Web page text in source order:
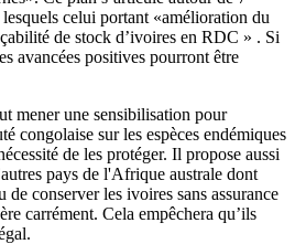
celui portant «amélioration du
de stock d’ivoires en RDC » . Si
avancées positives pourront être
mener une sensibilisation pour
congolaise sur les espèces endémiques
de les protéger. Il propose aussi
pays de l'Afrique australe dont
conserver les ivoires sans assurance
carrément. Cela empêchera qu’ils